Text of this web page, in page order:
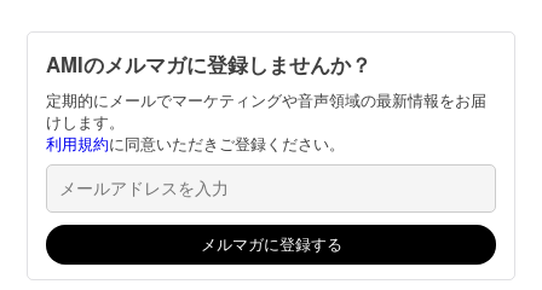
AMIのメルマガに登録しませんか？
定期的にメールでマーケティングや音声領域の最新情報をお届
けします。
利用規約に同意いただきご登録ください。